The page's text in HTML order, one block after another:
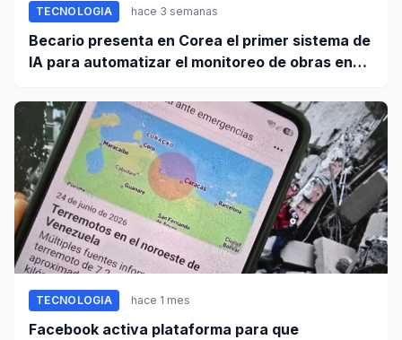
TECNOLOGIA hace 3 semanas
Becario presenta en Corea el primer sistema de
IA para automatizar el monitoreo de obras en
TECNOLOGIA hace 1 mes
Facebook activa plataforma para que